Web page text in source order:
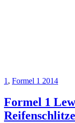
1 , Formel 1 2014
Formel 1